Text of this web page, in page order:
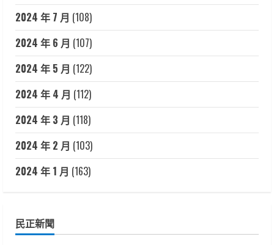
2024 年 7 月 (108)
2024 年 6 月 (107)
2024 年 5 月 (122)
2024 年 4 月 (112)
2024 年 3 月 (118)
2024 年 2 月 (103)
2024 年 1 月 (163)
民正新聞